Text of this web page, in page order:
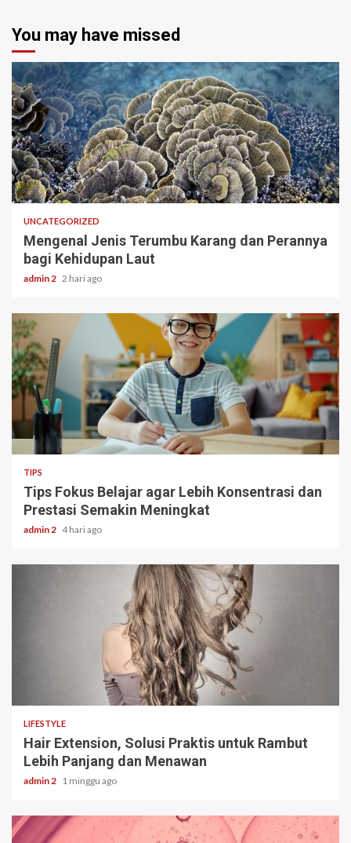
You may have missed
3 min read
UNCATEGORIZED
Mengenal Jenis Terumbu Karang dan Perannya
bagi Kehidupan Laut
admin 2 2 hari ago
3 min read
TIPS
Tips Fokus Belajar agar Lebih Konsentrasi dan
Prestasi Semakin Meningkat
admin 2 4 hari ago
LIFESTYLE
Hair Extension, Solusi Praktis untuk Rambut
Lebih Panjang dan Menawan
admin 2 1 minggu ago